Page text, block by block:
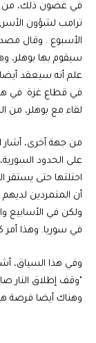
في غضون ذلك، من
الأسبوع . وقال
سيقوم بها بوهلر،
علم أنه سيعقد
في قطاع غزة. في هذه
لقاء مع بوهلر، من
من جهة أخرى، أشار
على الحدود
احتلتها حتى يستقر
أن المتمردين
ولكن في الأسابيع
في سوريا. وهذا أمر
وفي هذا السياق،
"وقف إطلاق النار
وهناك أيضا فرصة